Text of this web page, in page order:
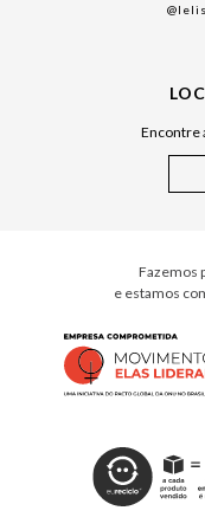
Cuidados CasaEncontre
Fazemos
e estamos